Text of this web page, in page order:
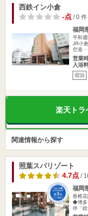
西鉄イン小倉
-点/ 0 件
福岡
平和
JR小
空港
営業
入浴
宿泊
楽天トラ
関連情報から探す
照葉スパリゾート
4.7点/
福岡
香椎
◆博多
停「